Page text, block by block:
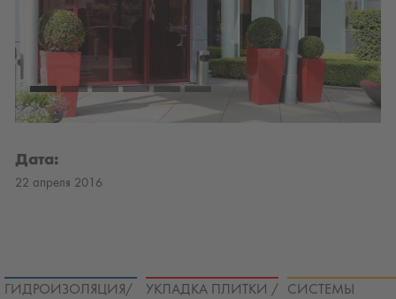
Дата:
22 апреля 2016
ГИДРОИЗОЛЯЦИЯ/
УКЛАДКА ПЛИТКИ /
СИСТЕМЫ